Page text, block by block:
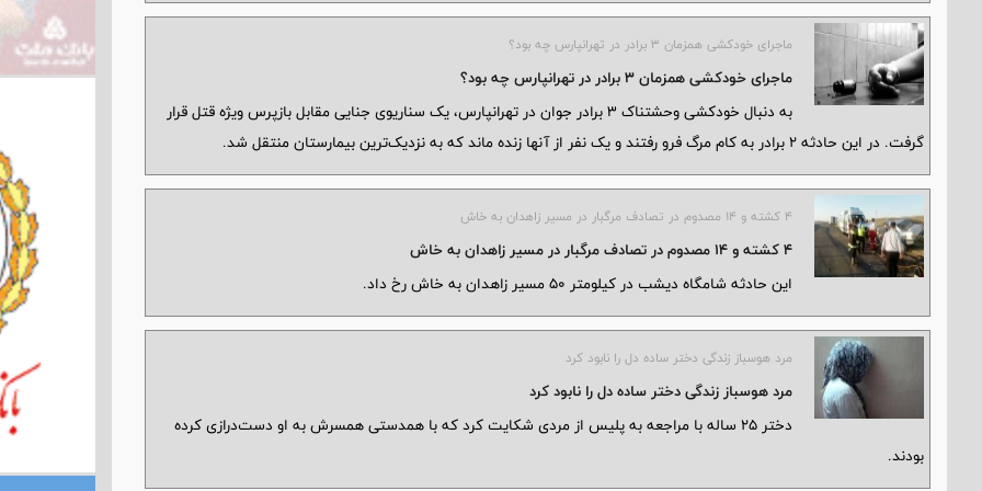
ماجرای خودکشی همزمان ۳ برادر در تهرانپارس چه بود؟
ماجرای خودکشی همزمان ۳ برادر در تهرانپارس چه بود؟
به دنبال خودکشی وحشتناک ۳ برادر جوان در تهرانپارس، یک سناریوی جنایی مقابل بازپرس ویژه قتل قرار
گرفت. در این حادثه ۲ برادر به کام مرگ فرو رفتند و یک نفر از آنها زنده ماند که به نزدیک‌ترین بیمارستان منتقل شد.
۴ کشته و ۱۴ مصدوم در تصادف مرگبار در مسیر زاهدان به خاش
۴ کشته و ۱۴ مصدوم در تصادف مرگبار در مسیر زاهدان به خاش
این حادثه شامگاه دیشب در کیلومتر ۵۰ مسیر زاهدان به خاش رخ داد.
مرد هوسباز زندگی دختر ساده دل را نابود کرد
مرد هوسباز زندگی دختر ساده دل را نابود کرد
دختر ۲۵ ساله با مراجعه به پلیس از مردی شکایت کرد که با همدستی همسرش به او دست‌درازی کرده
بودند.